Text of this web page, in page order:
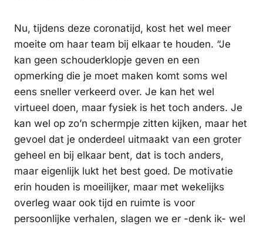
Nu, tijdens deze coronatijd, kost het wel meer
moeite om haar team bij elkaar te houden. “Je
kan geen schouderklopje geven en een
opmerking die je moet maken komt soms wel
eens sneller verkeerd over. Je kan het wel
virtueel doen, maar fysiek is het toch anders. Je
kan wel op zo’n schermpje zitten kijken, maar het
gevoel dat je onderdeel uitmaakt van een groter
geheel en bij elkaar bent, dat is toch anders,
maar eigenlijk lukt het best goed. De motivatie
erin houden is moeilijker, maar met wekelijks
overleg waar ook tijd en ruimte is voor
persoonlijke verhalen, slagen we er -denk ik- wel